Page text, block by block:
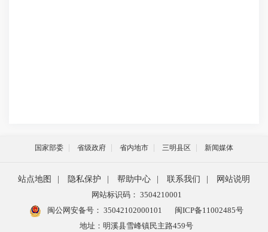
国家部委 省级政府 省内地市 三明县区 新闻媒体
站点地图 隐私保护 帮助中心 联系我们
网站说明
网站标识码： 3504210001
闽公网安备号： 35042102000101
闽ICP备11002485号
地址：明溪县雪峰镇民主路459号